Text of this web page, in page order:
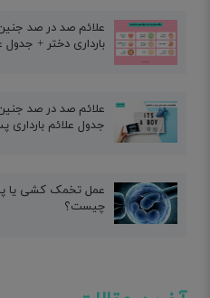
علائم صد در صد
بارداری دختر + جدول
علائم صد در صد
جدول علائم بارداری
چیست؟